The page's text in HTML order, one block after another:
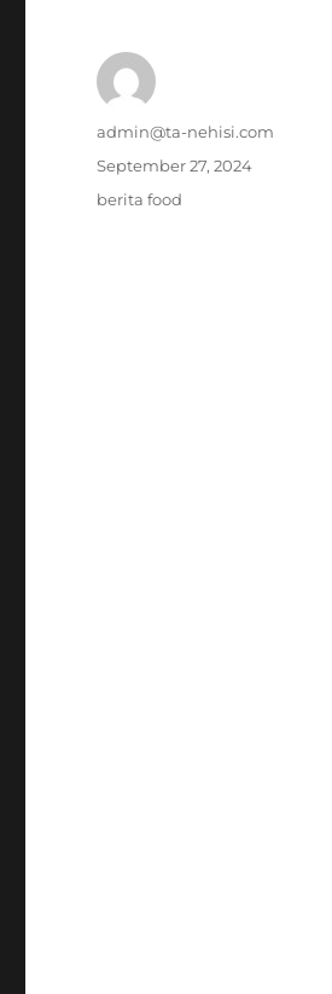
Author
admin@ta-nehisi.com
Posted
on
September 27, 2024
Tags
berita food